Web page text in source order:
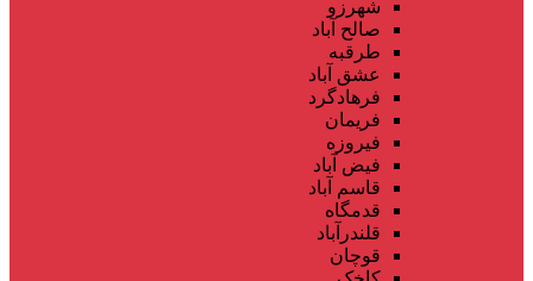
شهرزو
صالح آباد
طرقبه
عشق آباد
فرهادگرد
فریمان
فیروزه
فیض آباد
قاسم آباد
قدمگاه
قلندرآباد
قوچان